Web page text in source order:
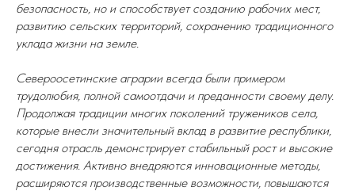
безопасность, но и способствует созданию рабочих мест,
развитию сельских территорий, сохранению традиционного
уклада жизни на земле.
Североосетинские аграрии всегда были примером
трудолюбия, полной самоотдачи и преданности своему делу.
Продолжая традиции многих поколений тружеников села,
которые внесли значительный вклад в развитие республики,
сегодня отрасль демонстрирует стабильный рост и высокие
достижения. Активно внедряются инновационные методы,
расширяются производственные возможности, повышаются